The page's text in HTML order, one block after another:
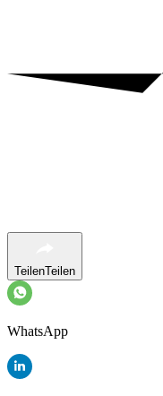
TeilenTeilen
WhatsApp